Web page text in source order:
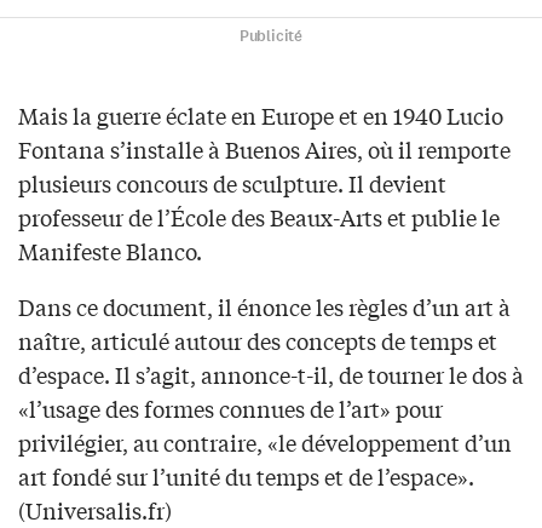
Publicité
Mais la guerre éclate en Europe et en 1940 Lucio
Fontana s’installe à Buenos Aires, où il remporte
plusieurs concours de sculpture. Il devient
professeur de l’École des Beaux-Arts et publie le
Manifeste Blanco.
Dans ce document, il énonce les règles d’un art à
naître, articulé autour des concepts de temps et
d’espace. Il s’agit, annonce-t-il, de tourner le dos à
«l’usage des formes connues de l’art» pour
privilégier, au contraire, «le développement d’un
art fondé sur l’unité du temps et de l’espace».
(Universalis.fr)